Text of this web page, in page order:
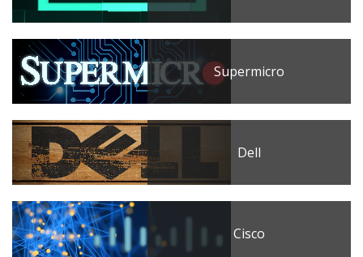
Supermicro
Dell
Cisco